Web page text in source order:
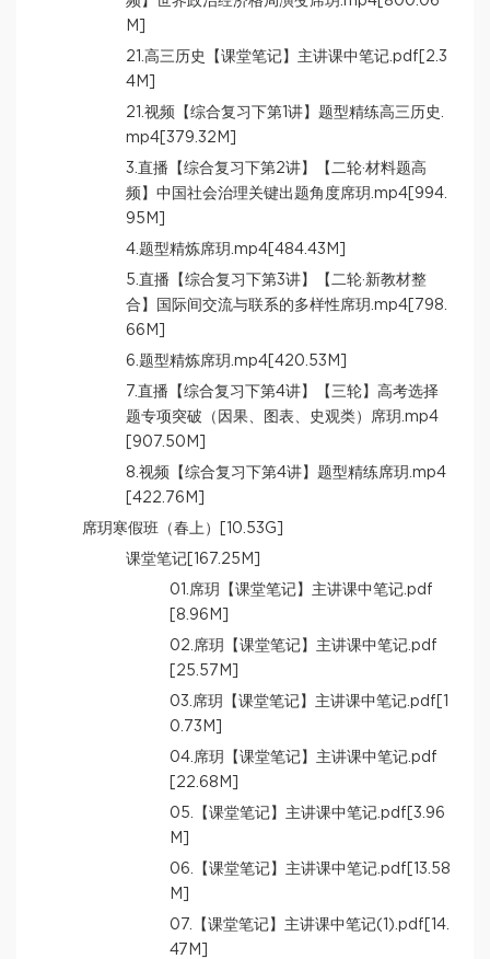
M]
21.高三历史【课堂笔记】主讲课中笔记.pdf[2.3
4M]
21.视频【综合复习下第1讲】题型精练高三历史.
mp4[379.32M]
3.直播【综合复习下第2讲】【二轮·材料题高
频】中国社会治理关键出题角度席玥.mp4[994.
95M]
4.题型精炼席玥.mp4[484.43M]
5.直播【综合复习下第3讲】【二轮·新教材整
合】国际间交流与联系的多样性席玥.mp4[798.
66M]
6.题型精炼席玥.mp4[420.53M]
7.直播【综合复习下第4讲】【三轮】高考选择
题专项突破（因果、图表、史观类）席玥.mp4
[907.50M]
8.视频【综合复习下第4讲】题型精练席玥.mp4
[422.76M]
席玥寒假班（春上）[10.53G]
课堂笔记[167.25M]
01.席玥【课堂笔记】主讲课中笔记.pdf
[8.96M]
02.席玥【课堂笔记】主讲课中笔记.pdf
[25.57M]
03.席玥【课堂笔记】主讲课中笔记.pdf[1
0.73M]
04.席玥【课堂笔记】主讲课中笔记.pdf
[22.68M]
05.【课堂笔记】主讲课中笔记.pdf[3.96
M]
06.【课堂笔记】主讲课中笔记.pdf[13.58
M]
07.【课堂笔记】主讲课中笔记(1).pdf[14.
47M]